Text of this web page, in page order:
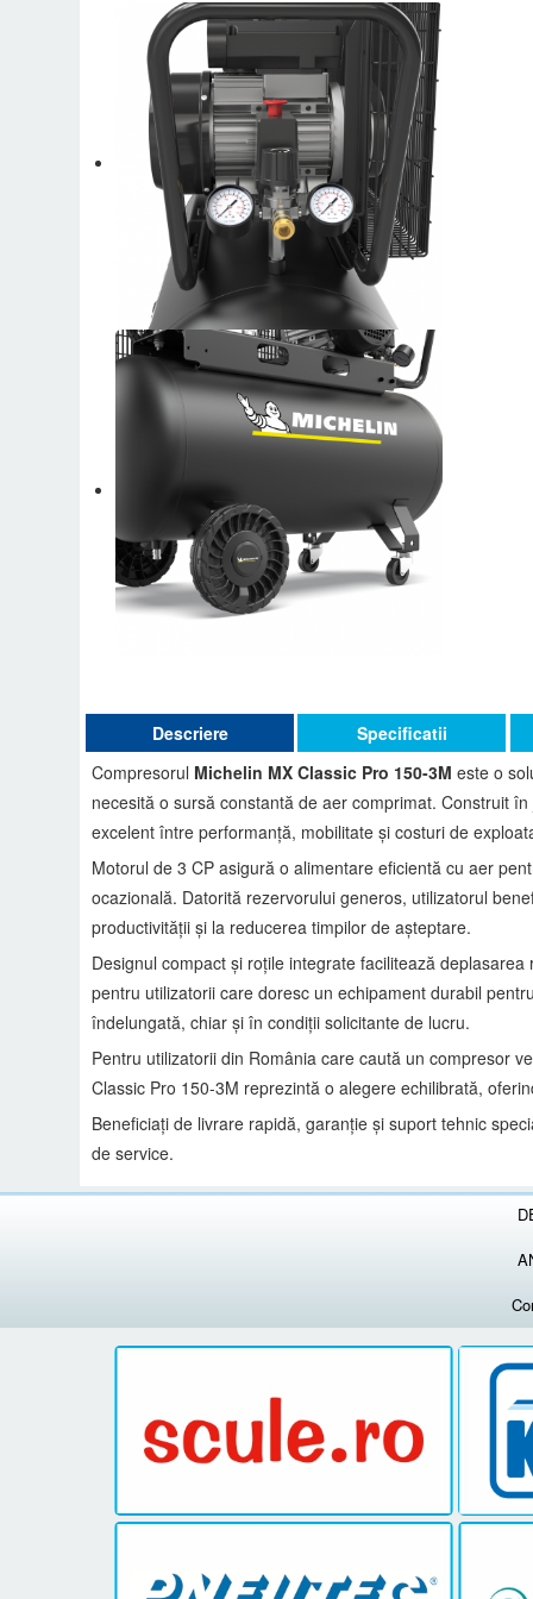
Descriere
Compresorul Michelin MX Classic Pro 150-3M este o
necesită o sursă constantă de aer comprimat. Construit
excelent între performanță, mobilitate și costuri de
Motorul de 3 CP asigură o alimentare eficientă cu aer
ocazională. Datorită rezervorului generos, utilizatorul
productivității și la reducerea timpilor de așteptare.
Designul compact și roțile integrate facilitează
pentru utilizatorii care doresc un echipament durabil
îndelungată, chiar și în condiții solicitante de lucru.
Pentru utilizatorii din România care caută un compresor
Classic Pro 150-3M reprezintă o alegere echilibrată,
Beneficiați de livrare rapidă, garanție și suport tehnic
de service.
Specificatii